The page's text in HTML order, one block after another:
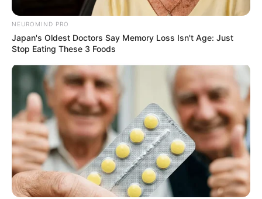
Deixe um Comentário
NEUROMIND PRO
Japan's Oldest Doctors Say Memory Loss Isn't Age: Just
Stop Eating These 3 Foods